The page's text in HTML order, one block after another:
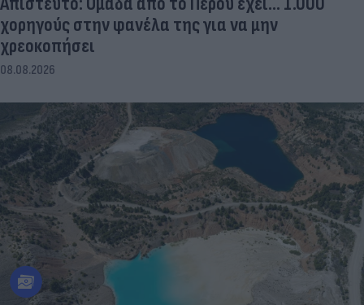
χορηγούς στην φανέλα της για να μην
χρεοκοπήσει
08.08.2026